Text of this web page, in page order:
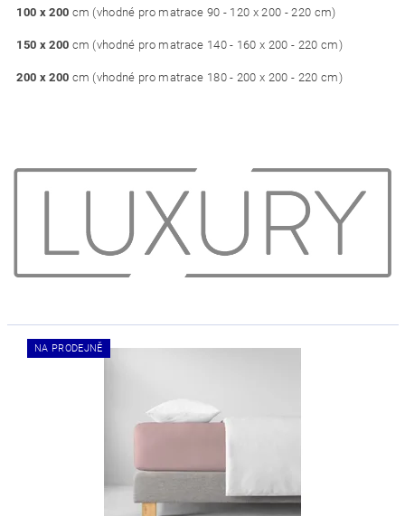
100 x 200 cm (vhodné pro matrace 90 - 120 x 200 - 220 cm)
150 x 200 cm (vhodné pro matrace 140 - 160 x 200 - 220 cm)
200 x 200 cm (vhodné pro matrace 180 - 200 x 200 - 220 cm)
NA PRODEJNĚ